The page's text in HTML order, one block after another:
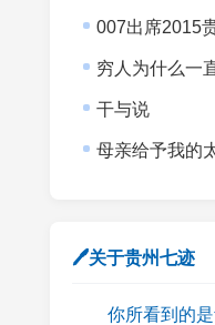
007出席2015贵阳国际大
穷人为什么一
干与说
母亲给予我的
🖊关于贵州七迹
你所看到的